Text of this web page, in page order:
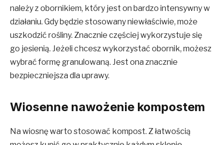
należy z obornikiem, który jest on bardzo intensywny w
działaniu. Gdy będzie stosowany niewłaściwie, może
uszkodzić rośliny. Znacznie częściej wykorzystuje się
go jesienią. Jeżeli chcesz wykorzystać obornik, możesz
wybrać formę granulowaną. Jest ona znacznie
bezpieczniejsza dla uprawy.
Wiosenne nawożenie kompostem
Na wiosnę warto stosować kompost. Z łatwością